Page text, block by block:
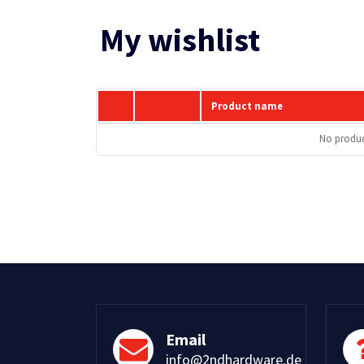
My wishlist
Product name
No
Email
info@2ndhardware.de